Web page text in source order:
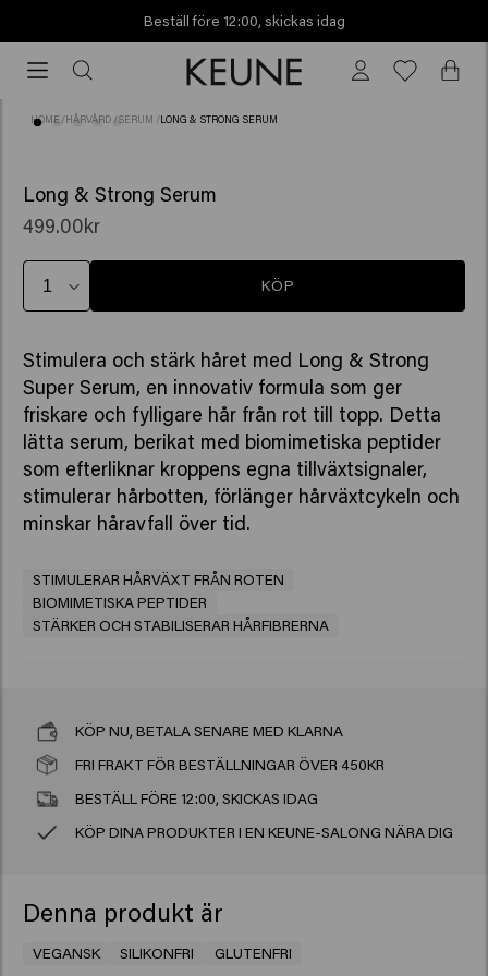
Beställ före 12:00, skickas idag
före
12:00,
HOME /HÅRVÅRD /SERUM /LONG & STRONG SERUM
Long & Strong Serum
499.00kr
KÖP
Stimulera och stärk håret med Long & Strong
Super Serum, en innovativ formula som ger
friskare och fylligare hår från rot till topp. Detta
lätta serum, berikat med biomimetiska peptider
som efterliknar kroppens egna tillväxtsignaler,
stimulerar hårbotten, förlänger hårväxtcykeln och
minskar håravfall över tid.
STIMULERAR HÅRVÄXT FRÅN ROTEN
BIOMIMETISKA PEPTIDER
STÄRKER OCH STABILISERAR HÅRFIBRERNA
KÖP NU, BETALA SENARE MED KLARNA
FRI FRAKT FÖR BESTÄLLNINGAR ÖVER 450KR
BESTÄLL FÖRE 12:00, SKICKAS IDAG
KÖP DINA PRODUKTER I EN KEUNE-SALONG NÄRA DIG
Denna produkt är
VEGANSK SILIKONFRI GLUTENFRI